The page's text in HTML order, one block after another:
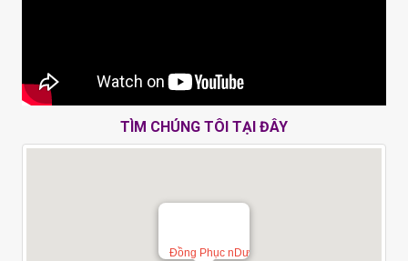
TÌM CHÚNG TÔI TẠI ĐÂY
Đồng Phục nDư